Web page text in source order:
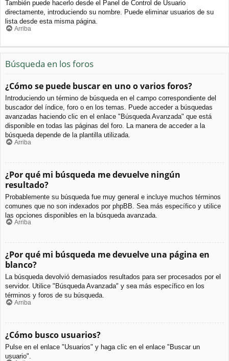
También puede hacerlo desde el Panel de Control de Usuario
directamente, introduciendo su nombre. Puede eliminar usuarios de su
lista desde esta misma página.
Arriba
Búsqueda en los foros
¿Cómo se puede buscar en uno o varios foros?
Introduciendo un término de búsqueda en el campo correspondiente del
buscador del índice, foro o en los temas. Puede acceder a búsquedas
avanzadas haciendo clic en el enlace "Búsqueda Avanzada" que está
disponible en todas las páginas del foro. La manera de acceder a la
búsqueda depende de la plantilla utilizada.
Arriba
¿Por qué mi búsqueda me devuelve ningún
resultado?
Probablemente su búsqueda fue muy general e incluye muchos términos
comunes que no son indexados por phpBB. Sea más específico y utilice
las opciones disponibles en la búsqueda avanzada.
Arriba
¿Por qué mi búsqueda me devuelve una página en
blanco?
La búsqueda devolvió demasiados resultados para ser procesados por el
servidor. Utilice "Búsqueda Avanzada" y sea más específico en los
términos y foros de su búsqueda.
Arriba
¿Cómo busco usuarios?
Pulse en el enlace "Usuarios" y haga clic en el enlace "Buscar un
usuario".